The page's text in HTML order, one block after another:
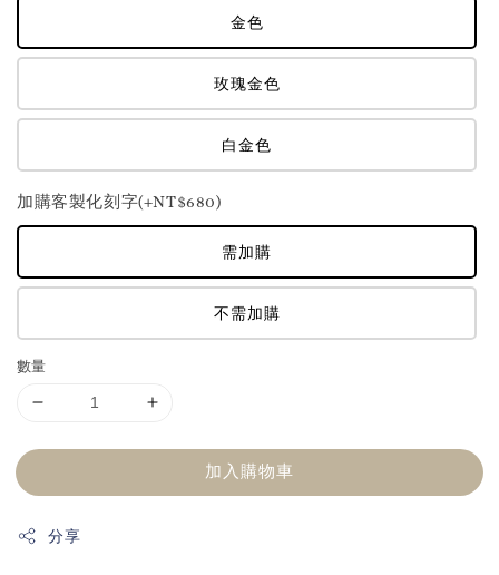
金色
玫瑰金色
白金色
加購客製化刻字(+NT$680)
需加購
不需加購
數量
加入購物車
分享